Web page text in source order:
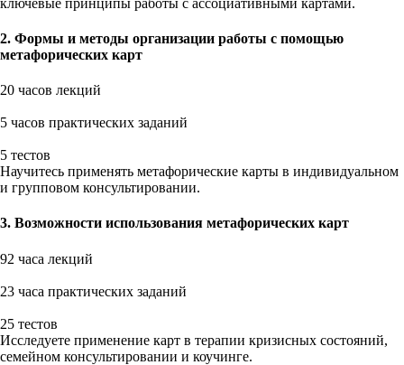
2. Формы и методы организации работы с помощью
метафорических карт
20 часов лекций
5 часов практических заданий
5 тестов
Научитесь применять метафорические карты в индивидуальном
и групповом консультировании.
3. Возможности использования метафорических карт
92 часа лекций
23 часа практических заданий
25 тестов
Исследуете применение карт в терапии кризисных состояний,
семейном консультировании и коучинге.